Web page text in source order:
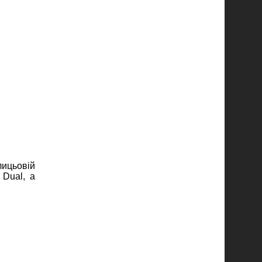
Dual, а